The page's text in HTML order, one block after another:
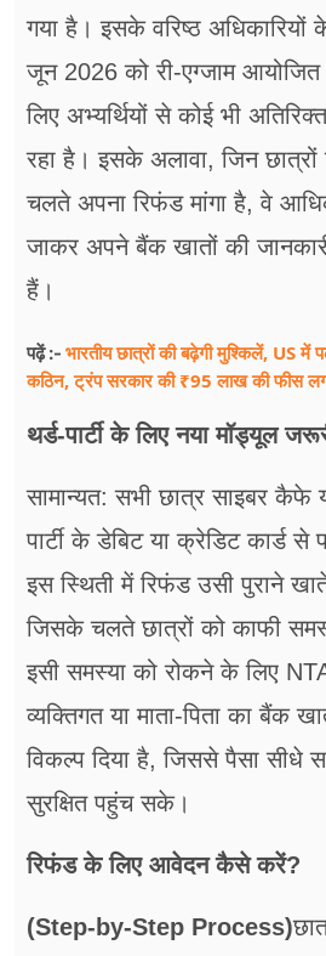
गया है। इसके वरिष्ठ
जून 2026 को री-एग्जाम आयोजित
लिए अभ्यर्थियों से कोई भी
रहा है। इसके अलावा, जिन छात्रों ने
चलते अपना रिफंड मांगा है, वे
जाकर अपने बैंक खातों की
हैं।
पढ़ें :- भारतीय छात्रों की बढ़ेगी मुश्किलें, US में
कठिन, ट्रंप सरकार की ₹95 लाख की फीस
थर्ड-पार्टी के लिए नया मॉड्यूल
सामान्यत: सभी छात्र साइबर कैफे
पार्टी के डेबिट या क्रेडिट कार्ड से
इस स्थिती में रिफंड उसी पुराने
जिसके चलते छात्रों को काफी
इसी समस्या को रोकने के लिए
व्यक्तिगत या माता-पिता का बैंक
विकल्प दिया है, जिससे पैसा सीधे
सुरक्षित पहुंच सके।
रिफंड के लिए आवेदन कैसे करें?
(Step-by-Step Process)